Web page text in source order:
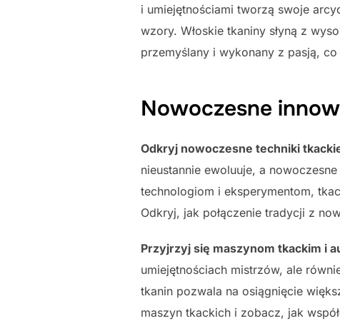
i umiejętnościami tworzą swoje
wzory. Włoskie tkaniny słyną z
przemyślany i wykonany z pasją,
Nowoczesne
Odkryj nowoczesne techniki
nieustannie ewoluuje, a
technologiom i eksperymentom,
Odkryj, jak połączenie tradycji z
Przyjrzyj się maszynom tkackim i
umiejętnościach mistrzów, ale
tkanin pozwala na osiągnięcie
maszyn tkackich i zobacz, jak